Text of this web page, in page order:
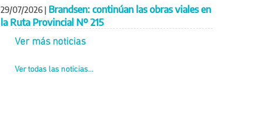
29/07/2026 | Brandsen: continúan las obras viales en
la Ruta Provincial Nº 215
Ver más noticias
Ver todas las noticias...